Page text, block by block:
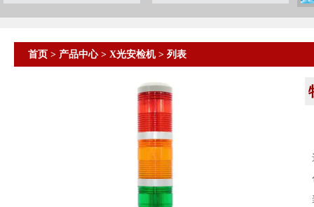
首页 > 产品中心> X光安检机> 列表